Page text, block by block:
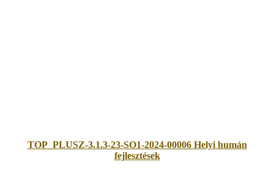
TOP_PLUSZ-3.1.3-23-SO1-2024-00006 Helyi humán
fejlesztések